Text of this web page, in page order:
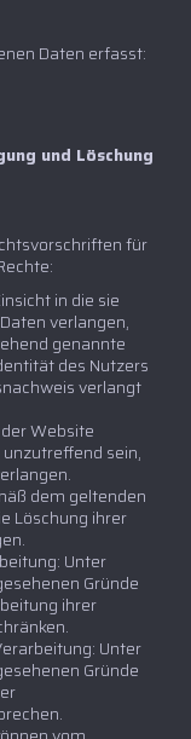
Daten erfasst:
und Löschung
für
in die sie
verlangen,
genannte
des Nutzers
verlangt
Website
sein,
dem geltenden
Löschung ihrer
Unter
Gründe
ihrer
Unter
Gründe